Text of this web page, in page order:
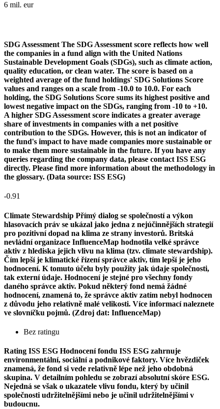
6 mil. eur
SDG Assessment The SDG Assessment score reflects how well
the companies in a fund align with the United Nations
Sustainable Development Goals (SDGs), such as climate action,
quality education, or clean water. The score is based on a
weighted average of the fund holdings' SDG Solutions Score
values and ranges on a scale from -10.0 to 10.0. For each
holding, the SDG Solutions Score sums its highest positive and
lowest negative impact on the SDGs, ranging from -10 to +10.
A higher SDG Assessment score indicates a greater average
share of investments in companies with a net positive
contribution to the SDGs. However, this is not an indicator of
the fund's impact to have made companies more sustainable or
to make them more sustainable in the future. If you have any
queries regarding the company data, please contact ISS ESG
directly. Please find more information about the methodology in
the glossary. (Data source: ISS ESG)
-0.91
Climate Stewardship Přímý dialog se společností a výkon
hlasovacích práv se ukázal jako jedna z nejúčinnějších strategií
pro pozitivní dopad na klima ze strany investorů. Britská
nevládní organizace InfluenceMap hodnotila velké správce
aktiv z hlediska jejich vlivu na klima (tzv. climate stewardship).
Čím lepší je klimatické řízení správce aktiv, tím lepší je jeho
hodnocení. K tomuto účelu byly použity jak údaje společnosti,
tak externí údaje. Hodnocení je stejné pro všechny fondy
daného správce aktiv. Pokud některý fond nemá žádné
hodnocení, znamená to, že správce aktiv zatím nebyl hodnocen
z důvodu jeho relativně malé velikosti. Více informací naleznete
ve slovníčku pojmů. (Zdroj dat: InfluenceMap)
Bez ratingu
Rating ISS ESG Hodnocení fondu ISS ESG zahrnuje
environmentální, sociální a podnikové faktory. Více hvězdiček
znamená, že fond si vede relativně lépe než jeho obdobná
skupina. V detailním pohledu se zobrazí absolutní skóre ESG.
Nejedná se však o ukazatele vlivu fondu, který by učinil
společnosti udržitelnějšími nebo je učinil udržitelnějšími v
budoucnu.